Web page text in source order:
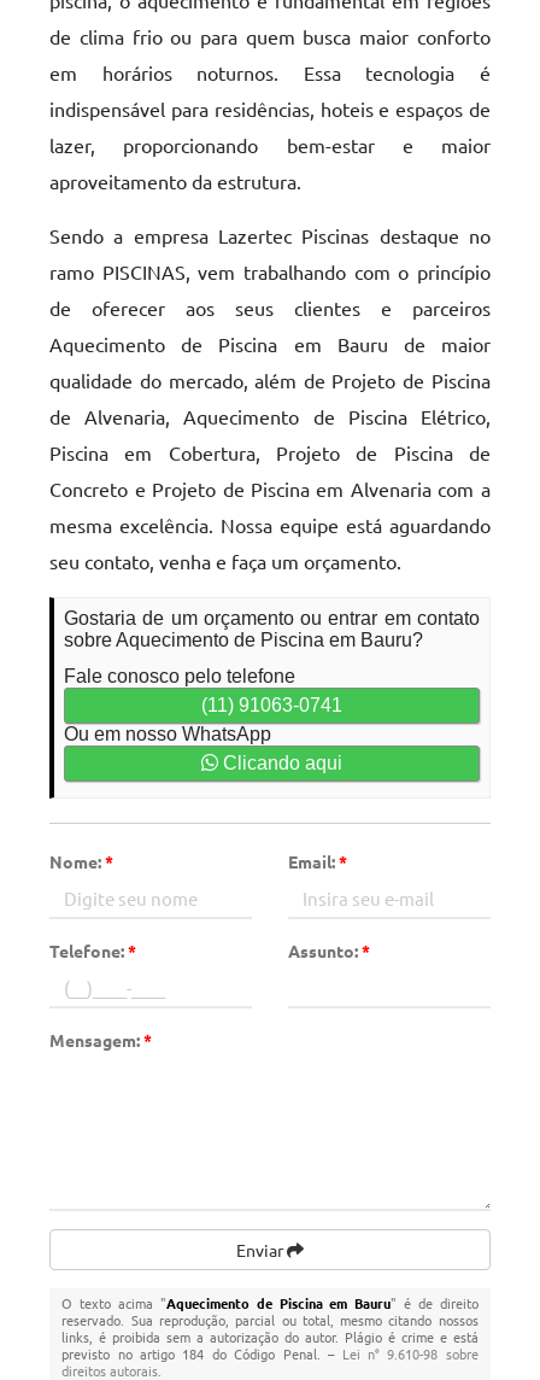
de clima frio ou para quem busca maior conforto
em horários noturnos. Essa tecnologia é
indispensável para residências, hoteis e espaços de
lazer, proporcionando bem-estar e maior
aproveitamento da estrutura.
Sendo a empresa Lazertec Piscinas destaque no
ramo PISCINAS, vem trabalhando com o princípio
de oferecer aos seus clientes e parceiros
Aquecimento de Piscina em Bauru de maior
qualidade do mercado, além de Projeto de Piscina
de Alvenaria, Aquecimento de Piscina Elétrico,
Piscina em Cobertura, Projeto de Piscina de
Concreto e Projeto de Piscina em Alvenaria com a
mesma excelência. Nossa equipe está aguardando
seu contato, venha e faça um orçamento.
Gostaria de um orçamento ou entrar em contato
sobre Aquecimento de Piscina em Bauru?
Fale conosco pelo telefone
(11) 91063-0741
Ou em nosso WhatsApp
Clicando aqui
Nome:* Email:*
Telefone:* Assunto:*
Mensagem:*
Enviar
O texto acima "Aquecimento de Piscina em Bauru" é de direito
reservado. Sua reprodução, parcial ou total, mesmo citando nossos
links, é proibida sem a autorização do autor. Plágio é crime e está
previsto no artigo 184 do Código Penal. – Lei n° 9.610-98 sobre
direitos autorais